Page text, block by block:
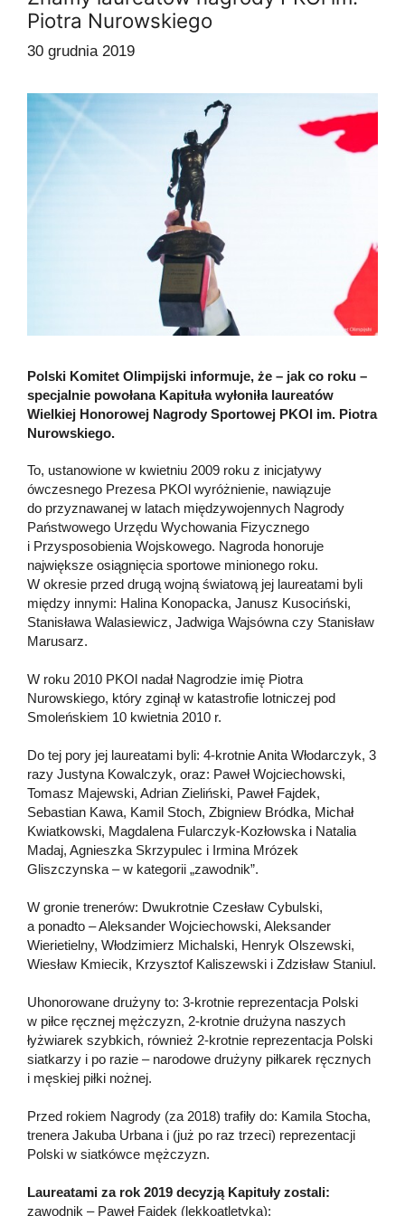
Piotra Nurowskiego
30 grudnia 2019
Polski Komitet Olimpijski informuje, że – jak co roku –
specjalnie powołana Kapituła wyłoniła laureatów
Wielkiej Honorowej Nagrody Sportowej PKOl im. Piotra
Nurowskiego.
To, ustanowione w kwietniu 2009 roku z inicjatywy
ówczesnego Prezesa PKOl wyróżnienie, nawiązuje
do przyznawanej w latach międzywojennych Nagrody
Państwowego Urzędu Wychowania Fizycznego
i Przysposobienia Wojskowego. Nagroda honoruje
największe osiągnięcia sportowe minionego roku.
W okresie przed drugą wojną światową jej laureatami byli
między innymi: Halina Konopacka, Janusz Kusociński,
Stanisława Walasiewicz, Jadwiga Wajsówna czy Stanisław
Marusarz.
W roku 2010 PKOl nadał Nagrodzie imię Piotra
Nurowskiego, który zginął w katastrofie lotniczej pod
Smoleńskiem 10 kwietnia 2010 r.
Do tej pory jej laureatami byli: 4-krotnie Anita Włodarczyk, 3
razy Justyna Kowalczyk, oraz: Paweł Wojciechowski,
Tomasz Majewski, Adrian Zieliński, Paweł Fajdek,
Sebastian Kawa, Kamil Stoch, Zbigniew Bródka, Michał
Kwiatkowski, Magdalena Fularczyk-Kozłowska i Natalia
Madaj, Agnieszka Skrzypulec i Irmina Mrózek
Gliszczynska – w kategorii „zawodnik”.
W gronie trenerów: Dwukrotnie Czesław Cybulski,
a ponadto – Aleksander Wojciechowski, Aleksander
Wierietielny, Włodzimierz Michalski, Henryk Olszewski,
Wiesław Kmiecik, Krzysztof Kaliszewski i Zdzisław Staniul.
Uhonorowane drużyny to: 3-krotnie reprezentacja Polski
w piłce ręcznej mężczyzn, 2-krotnie drużyna naszych
łyżwiarek szybkich, również 2-krotnie reprezentacja Polski
siatkarzy i po razie – narodowe drużyny piłkarek ręcznych
i męskiej piłki nożnej.
Przed rokiem Nagrody (za 2018) trafiły do: Kamila Stocha,
trenera Jakuba Urbana i (już po raz trzeci) reprezentacji
Polski w siatkówce mężczyzn.
Laureatami za rok 2019 decyzją Kapituły zostali:
zawodnik – Paweł Fajdek (lekkoatletyka);